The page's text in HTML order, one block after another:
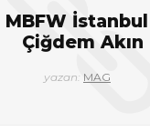
MBFW İstanbul |
Çiğdem Akın
yazan: MAG